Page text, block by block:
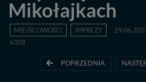
Mikołajkach
MIEJSCOWOŚCI IMPREZY
6328
POPRZEDNIA